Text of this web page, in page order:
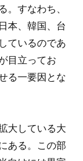
。すなわち、
本、韓国、台
ているのであ
目立ってお
る一要因とな
大している大
ある。この部